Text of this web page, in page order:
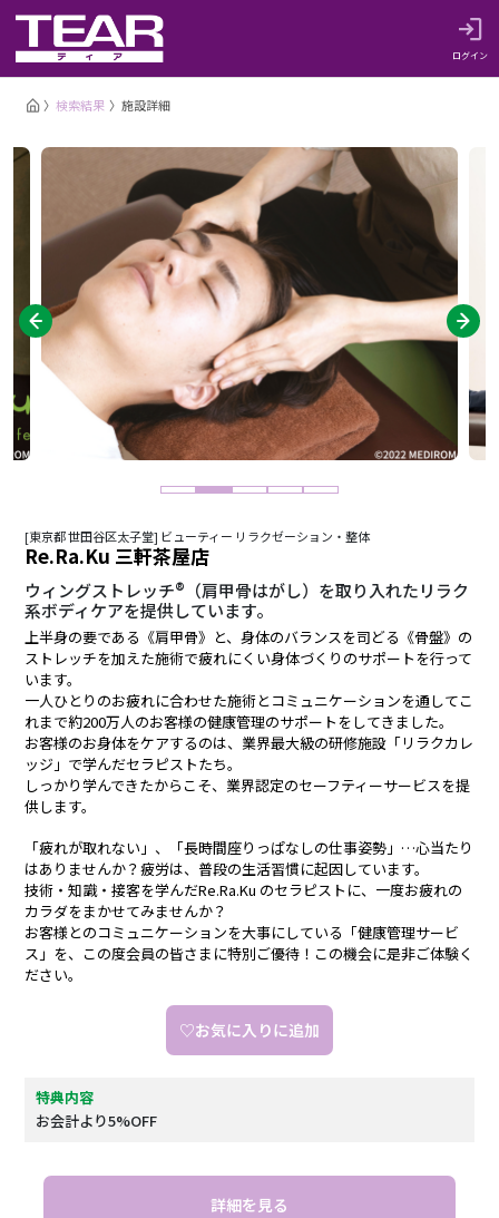
ログイン
検索結果 施設詳細
[東京都 世田谷区太子堂] ビューティー リラクゼーション・整体
Re.Ra.Ku 三軒茶屋店
ウィングストレッチ®（肩甲骨はがし）を取り入れたリラク
系ボディケアを提供しています。
上半身の要である《肩甲骨》と、身体のバランスを司どる《骨盤》の
ストレッチを加えた施術で疲れにくい身体づくりのサポートを行って
います。
一人ひとりのお疲れに合わせた施術とコミュニケーションを通してこ
れまで約200万人のお客様の健康管理のサポートをしてきました。
お客様のお身体をケアするのは、業界最大級の研修施設「リラクカレ
ッジ」で学んだセラピストたち。
しっかり学んできたからこそ、業界認定のセーフティーサービスを提
供します。
「疲れが取れない」、「長時間座りっぱなしの仕事姿勢」…心当たり
はありませんか？疲労は、普段の生活習慣に起因しています。
技術・知識・接客を学んだRe.Ra.Ku のセラピストに、一度お疲れの
カラダをまかせてみませんか？
お客様とのコミュニケーションを大事にしている「健康管理サービ
ス」を、この度会員の皆さまに特別ご優待！この機会に是非ご体験く
ださい。
♡お気に入りに追加
特典内容
お会計より5%OFF
詳細を見る